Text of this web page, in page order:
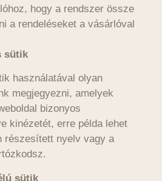
hogy a rendszer össze
a rendeléseket a vásárlóval
sütik
használatával olyan
megjegyezni, amelyek
bizonyos
kinézetét, erre példa lehet
részesített nyelv vagy a
sütik